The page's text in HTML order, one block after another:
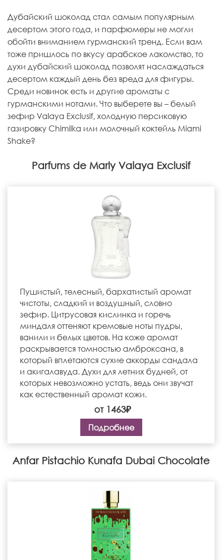
Дубайский шоколад стал самым популярным
десертом этого года, и парфюмеры не могли
обойти вниманием гурманский тренд. Если вам
тоже пришлось по вкусу арабское лакомство, то
духи дубайский шоколад позволят наслаждаться
десертом каждый день без вреда для фигуры.
Среди новинок есть и другие ароматы с
гурманскими нотами. Что выберете вы – белый
зефир Valaya Exclusif, холодную персиковую
газировку Chimilka или молочный коктейль Miami
Shake?
Parfums de Marly Valaya Exclusif
Пушистый, телесный, бархатистый аромат
чистоты, сладкий и воздушный, словно
зефир. Цитрусовая кислинка и горечь
миндаля оттеняют кремовые ноты пудры,
ванили и белых цветов. На коже аромат
раскрывается томностью амброксана, в
который вплетаются сухие аккорды сандала
и акигалавуда. Духи для летних будней, от
которых невозможно устать, ведь они звучат
как естественный аромат кожи.
от 1463₽
Подробнее
Anfar Pistachio Kunafa Dubai Chocolate